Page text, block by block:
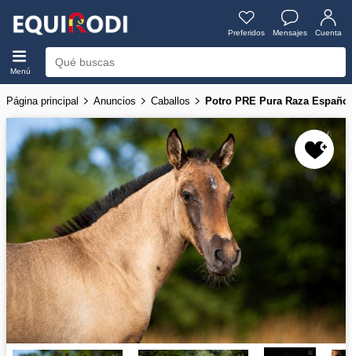
Preferidos Mensajes Cuenta
Menú
Página principal Anuncios Caballos Potro PRE Pura Raza